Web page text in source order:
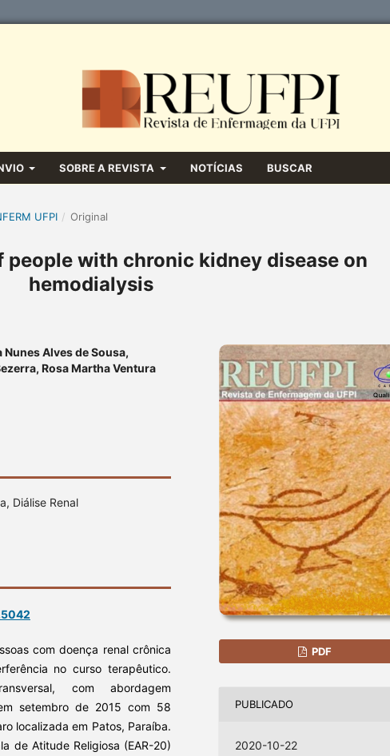
SOBRE A REVISTA NOTÍCIAS BUSCAR
UFPI / Original
with chronic kidney disease on
hemodialysis
Alves de Sousa,
Rosa Martha Ventura
Diálise Renal
com doença renal crônica
no curso terapêutico.
com abordagem
setembro de 2015 com 58
localizada em Patos, Paraíba.
de Atitude Religiosa (EAR-20)
PDF
PUBLICADO
2020-10-22